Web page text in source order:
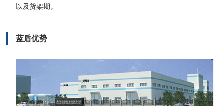
以及货架期。
蓝盾优势